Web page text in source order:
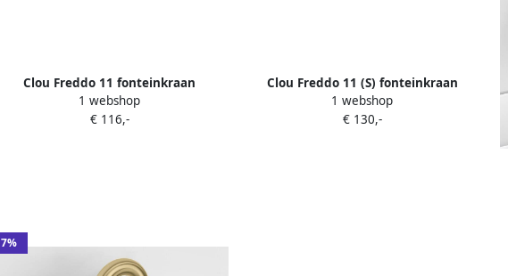
Clou Freddo 11 fonteinkraan
wandmontage chroom CL 06.03015
1 webshop
€ 116,-
Clou Freddo 11 (S) fonteinkraan
wandmodel korte uitloop geborsteld
rvs CL 06.03015.41.S
1 webshop
€ 130,-
7%